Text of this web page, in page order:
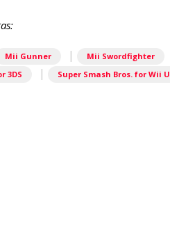
Mii Gunner | Mii Swordfighter
3DS | Super Smash Bros. for Wii U